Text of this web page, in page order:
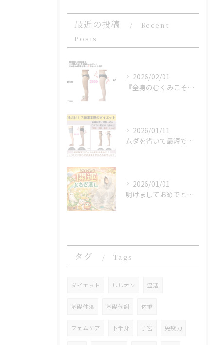
最近の投稿
Recent
Posts
2026/02/01
『全身のむくみこそ』冬痩せの鍵！！
2026/01/11
ムダを省いて最短で結果へ。時間もお金も賢く使う方法＠福岡吉塚
2026/01/01
明けましておめでとうございます
タグ Tags
ダイエット ルルオン 温活
基礎体温 基礎代謝 体重
フェムケア 下半身 子宮 免疫力